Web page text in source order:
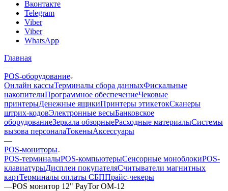
Вконтакте
Telegram
Viber
Viber
WhatsApp
Главная
—
POS-оборудование
Онлайн кассыТерминалы сбора данныхФискальные
накопителиПрограммное обеспечениеЧековые
принтерыДенежные ящикиПринтеры этикетокСканеры
штрих-кодовЭлектронные весыБанковское
оборудованиеЗеркала обзорныеРасходные материалыСистемы
вызова персоналаТокеныАксессуары
—
POS-мониторы
POS-терминалыPOS-компьютерыСенсорные моноблокиPOS-
клавиатурыДисплеи покупателяСчитыватели магнитных
картТерминалы оплаты СБППрайс-чекеры
—POS монитор 12" PayTor OM-12